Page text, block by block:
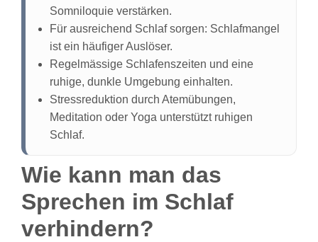
Somniloquie verstärken.
Für ausreichend Schlaf sorgen: Schlafmangel
ist ein häufiger Auslöser.
Regelmässige Schlafenszeiten und eine
ruhige, dunkle Umgebung einhalten.
Stressreduktion durch Atemübungen,
Meditation oder Yoga unterstützt ruhigen
Schlaf.
Wie kann man das
Sprechen im Schlaf
verhindern?